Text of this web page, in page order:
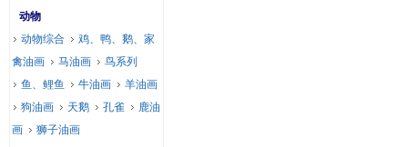
动物
动物综合
鸡、鸭、鹅、家
禽油画
马油画
鸟系列
鱼、鲤鱼
牛油画
羊油画
狗油画
天鹅 孔雀
鹿油
画
狮子油画